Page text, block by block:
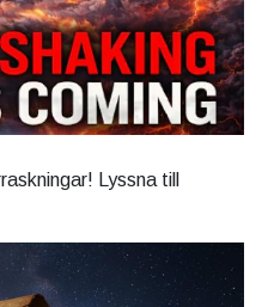
Lyssna till